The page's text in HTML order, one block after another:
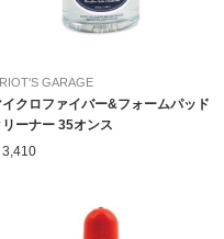
GARAGE
イクロファイバー&フォームパッド
リーナー 35オンス
3,410